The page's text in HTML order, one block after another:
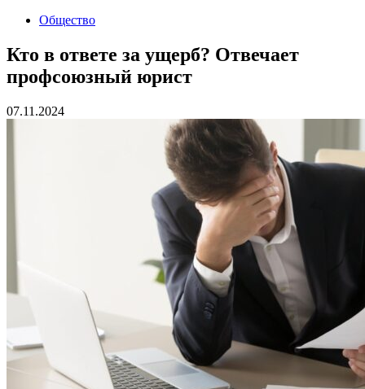
Общество
Кто в ответе за ущерб? Отвечает
профсоюзный юрист
07.11.2024